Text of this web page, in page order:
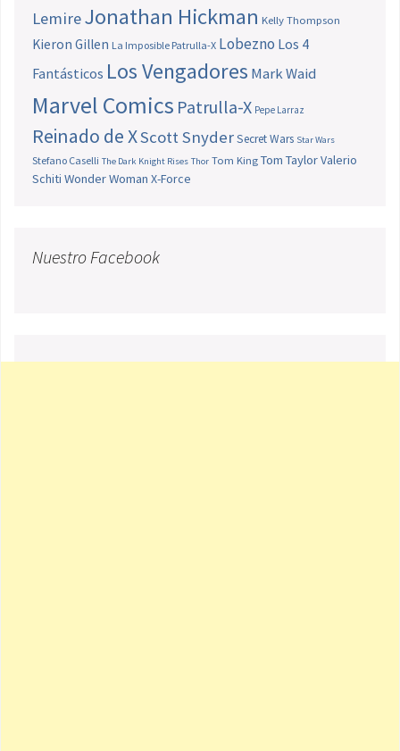
LemireJonathan Hickman Kelly Thompson
Kieron Gillen La Imposible Patrulla-X Lobezno Los 4
Fantásticos Los Vengadores Mark Waid
Marvel Comics Patrulla-X Pepe Larraz
Reinado de XScott SnyderSecret Wars Star Wars
Stefano Caselli The Dark Knight Rises Thor Tom King Tom TaylorValerio
Schiti Wonder Woman X-Force
Nuestro Facebook